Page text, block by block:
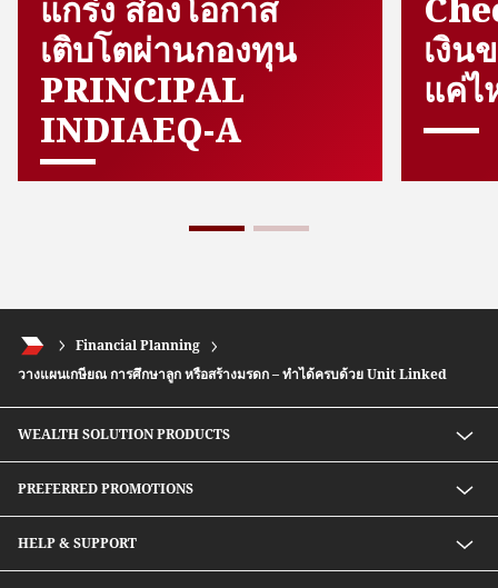
แกร่ง ส่องโอกาส
เติบโตผ่านกองทุน
PRINCIPAL
INDIAEQ-A
เงิน
แค่ไ
Financial Planning
วางแผนเกษียณ การศึกษาลูก หรือสร้างมรดก – ทำได้ครบด้วย Unit Linked
WEALTH SOLUTION PRODUCTS
Mutual Fund
Secondary Bond
Structure Debenture
Offshore Bond
PREFERRED PROMOTIONS
HELP & SUPPORT